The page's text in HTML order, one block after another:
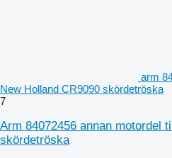
arm
New Holland CR9090 skördetröska
7
Arm 84072456 annan motordel
skördetröska